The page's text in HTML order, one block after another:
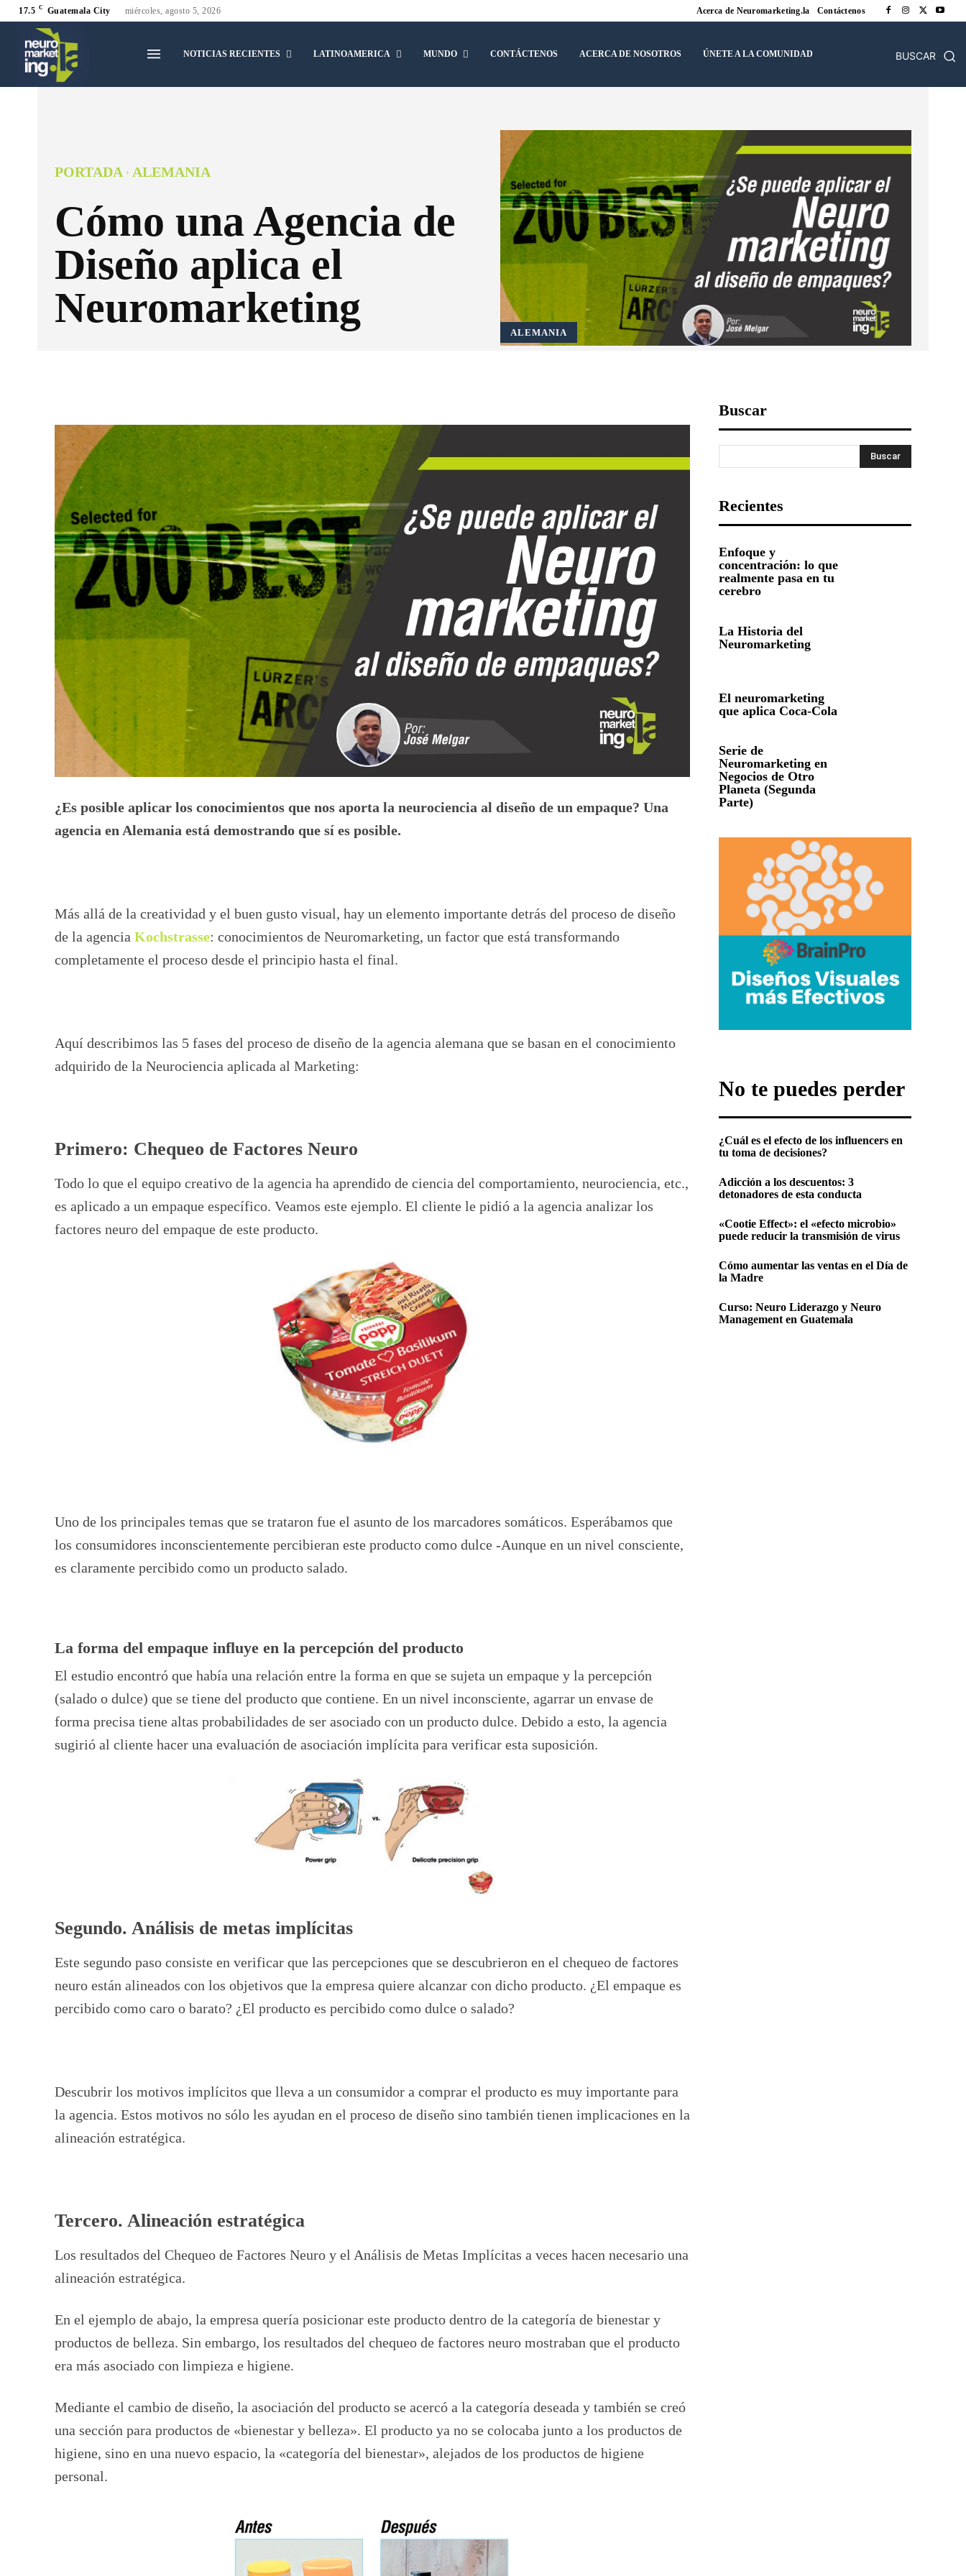
17.5 C Guatemala City miércoles, agosto 5, 2026 Acerca de Neuromarketing.la Contáctenos
NOTICIAS RECIENTES LATINOAMERICA MUNDO CONTÁCTENOS ACERCA DE NOSOTROS ÚNETE A LA COMUNIDAD BUSCAR
PORTADA ALEMANIA
Cómo una Agencia de
Diseño aplica el
Neuromarketing
ALEMANIA
¿Es posible aplicar los conocimientos que nos aporta la neurociencia al diseño de un empaque? Una
agencia en Alemania está demostrando que sí es posible.
Más allá de la creatividad y el buen gusto visual, hay un elemento importante detrás del proceso de diseño
de la agencia Kochstrasse: conocimientos de Neuromarketing, un factor que está transformando
completamente el proceso desde el principio hasta el final.
Aquí describimos las 5 fases del proceso de diseño de la agencia alemana que se basan en el conocimiento
adquirido de la Neurociencia aplicada al Marketing:
Primero: Chequeo de Factores Neuro
Todo lo que el equipo creativo de la agencia ha aprendido de ciencia del comportamiento, neurociencia, etc.,
es aplicado a un empaque específico. Veamos este ejemplo. El cliente le pidió a la agencia analizar los
factores neuro del empaque de este producto.
Uno de los principales temas que se trataron fue el asunto de los marcadores somáticos. Esperábamos que
los consumidores inconscientemente percibieran este producto como dulce -Aunque en un nivel consciente,
es claramente percibido como un producto salado.
La forma del empaque influye en la percepción del producto
El estudio encontró que había una relación entre la forma en que se sujeta un empaque y la percepción
(salado o dulce) que se tiene del producto que contiene. En un nivel inconsciente, agarrar un envase de
forma precisa tiene altas probabilidades de ser asociado con un producto dulce. Debido a esto, la agencia
sugirió al cliente hacer una evaluación de asociación implícita para verificar esta suposición.
Segundo. Análisis de metas implícitas
Este segundo paso consiste en verificar que las percepciones que se descubrieron en el chequeo de factores
neuro están alineados con los objetivos que la empresa quiere alcanzar con dicho producto. ¿El empaque es
percibido como caro o barato? ¿El producto es percibido como dulce o salado?
Descubrir los motivos implícitos que lleva a un consumidor a comprar el producto es muy importante para
la agencia. Estos motivos no sólo les ayudan en el proceso de diseño sino también tienen implicaciones en la
alineación estratégica.
Tercero. Alineación estratégica
Los resultados del Chequeo de Factores Neuro y el Análisis de Metas Implícitas a veces hacen necesario una
alineación estratégica.
En el ejemplo de abajo, la empresa quería posicionar este producto dentro de la categoría de bienestar y
productos de belleza. Sin embargo, los resultados del chequeo de factores neuro mostraban que el producto
era más asociado con limpieza e higiene.
Mediante el cambio de diseño, la asociación del producto se acercó a la categoría deseada y también se creó
una sección para productos de «bienestar y belleza». El producto ya no se colocaba junto a los productos de
higiene, sino en una nuevo espacio, la «categoría del bienestar», alejados de los productos de higiene
personal.
Buscar
Buscar
Recientes
Enfoque y
concentración: lo que
realmente pasa en tu
cerebro
La Historia del
Neuromarketing
El neuromarketing
que aplica Coca-Cola
Serie de
Neuromarketing en
Negocios de Otro
Planeta (Segunda
Parte)
No te puedes perder
¿Cuál es el efecto de los influencers en
tu toma de decisiones?
Adicción a los descuentos: 3
detonadores de esta conducta
«Cootie Effect»: el «efecto microbio»
puede reducir la transmisión de virus
Cómo aumentar las ventas en el Día de
la Madre
Curso: Neuro Liderazgo y Neuro
Management en Guatemala